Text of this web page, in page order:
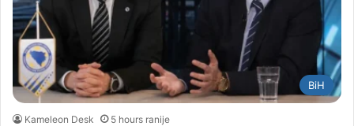
BiH
Kameleon Desk 5 hours ranije